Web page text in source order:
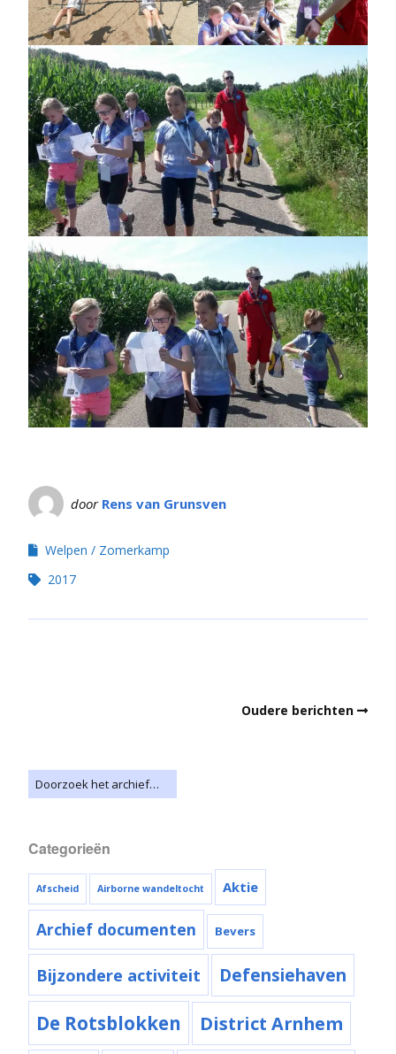
door Rens van Grunsven
Welpen
Zomerkamp
2017
Oudere berichten
Categorieën
Afscheid Airborne wandeltocht Aktie
Archief documenten Bevers
Bijzondere activiteit Defensiehaven
De Rotsblokken District Arnhem